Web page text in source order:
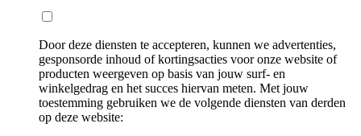
Door deze diensten te accepteren, kunnen we advertenties,
gesponsorde inhoud of kortingsacties voor onze website of
producten weergeven op basis van jouw surf- en
winkelgedrag en het succes hiervan meten. Met jouw
toestemming gebruiken we de volgende diensten van derden
op deze website: